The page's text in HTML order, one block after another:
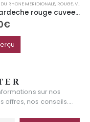
DU RHONE MERIDIONALE, ROUGE,VINS PAR RÉGION
Igp ardeche rouge cuvee orelie 75cl
€
sur nos
offres, nos conseils....